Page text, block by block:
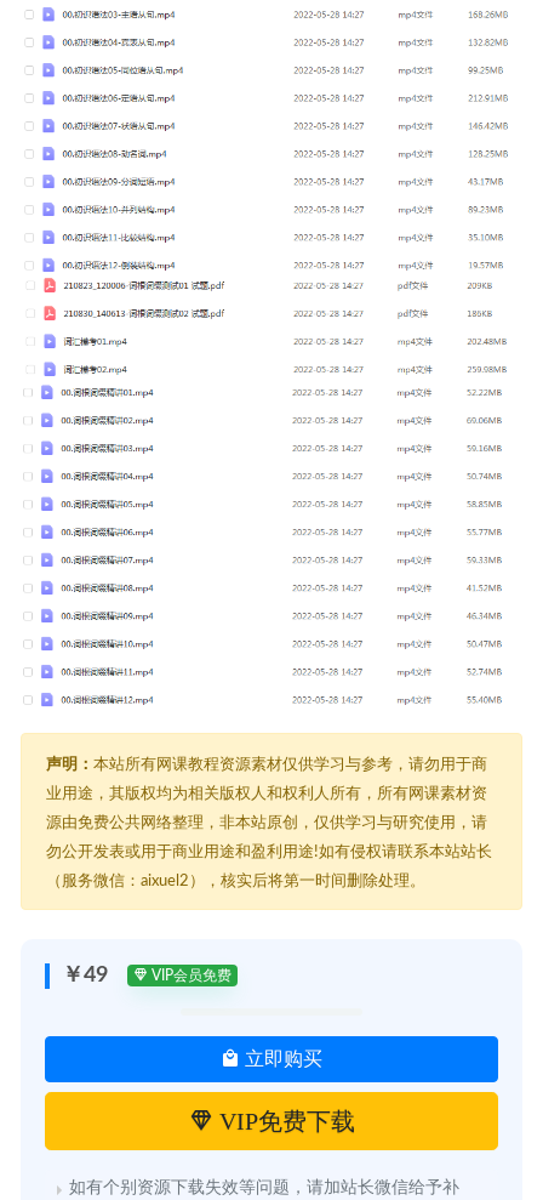
声明： 本站所有网课教程资源素材仅供学习与参考，请勿用于商
业用途，其版权均为相关版权人和权利人所有，所有网课素材资
源由免费公共网络整理，非本站原创，仅供学习与研究使用，请
勿公开发表或用于商业用途和盈利用途!如有侵权请联系本站站长
（服务微信：aixuel2），核实后将第一时间删除处理。
￥49 VIP会员免费
立即购买
VIP免费下载
如有个别资源下载失效等问题，请加站长微信给予补